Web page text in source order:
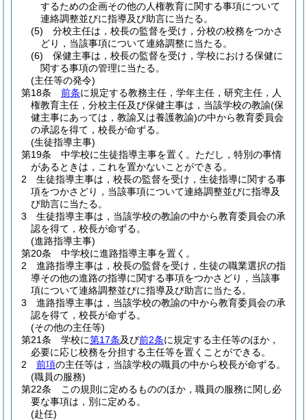
するための企画その他の人権教育に関する事項について
連絡調整並びに指導及び助言に当たる。
(5)
分校主任は，校長の監督を受け，分校の校務をつかさ
どり，当該事項について連絡調整に当たる。
(6)
保健主事は，校長の監督を受け，学校における保健に
関する事項の管理に当たる。
(主任等の発令)
第18条
前条に規定する教務主任，学年主任，研究主任，人
権教育主任，分校主任及び保健主事は，当該学校の教諭(保
健主事にあっては，教諭又は養護教諭)の中から教育委員会
の承認を得て，校長が命ずる。
(生徒指導主事)
第19条
中学校に生徒指導主事を置く。 ただし，特別の事情
があるときは，これを置かないことができる。
2
生徒指導主事は，校長の監督を受け，生徒指導に関する事
項をつかさどり，当該事項について連絡調整並びに指導及
び助言に当たる。
3
生徒指導主事は，当該学校の教諭の中から教育委員会の承
認を得て，校長が命ずる。
(進路指導主事)
第20条
中学校に進路指導主事を置く。
2
進路指導主事は，校長の監督を受け，生徒の職業選択の指
導その他の進路の指導に関する事項をつかさどり，当該事
項について連絡調整並びに指導及び助言に当たる。
3
進路指導主事は，当該学校の教諭の中から教育委員会の承
認を得て，校長が命ずる。
(その他の主任等)
第21条
学校に第17条及び前2条に規定する主任等のほか，
必要に応じ校務を分担する主任等を置くことができる。
2
前項の主任等は，当該学校の職員の中から校長が命ずる。
(職員の服務)
第22条
この規則に定めるもののほか，職員の服務に関し必
要な事項は，別に定める。
(赴任)